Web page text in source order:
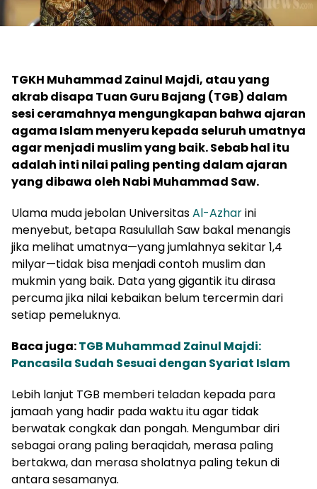
TGKH Muhammad Zainul Majdi, atau yang
akrab disapa Tuan Guru Bajang (TGB) dalam
sesi ceramahnya mengungkapan bahwa ajaran
agama Islam menyeru kepada seluruh umatnya
agar menjadi muslim yang baik. Sebab hal itu
adalah inti nilai paling penting dalam ajaran
yang dibawa oleh Nabi Muhammad Saw.
Ulama muda jebolan UniversitasAl-Azharini
menyebut, betapa Rasulullah Saw bakal menangis
jika melihat umatnya—yang jumlahnya sekitar 1,4
milyar—tidak bisa menjadi contoh muslim dan
mukmin yang baik. Data yang gigantik itu dirasa
percuma jika nilai kebaikan belum tercermin dari
setiap pemeluknya.
Baca juga:TGB Muhammad Zainul Majdi:
Pancasila Sudah Sesuai dengan Syariat Islam
Lebih lanjut TGB memberi teladan kepada para
jamaah yang hadir pada waktu itu agar tidak
berwatak congkak dan pongah. Mengumbar diri
sebagai orang paling beraqidah, merasa paling
bertakwa, dan merasa sholatnya paling tekun di
antara sesamanya.